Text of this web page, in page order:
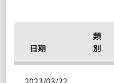
日期
類
別